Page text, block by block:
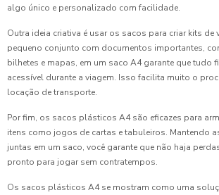
algo único e personalizado com facilidade.
Outra ideia criativa é usar os sacos para criar kits de
pequeno conjunto com documentos importantes,
bilhetes e mapas, em um saco A4 garante que tudo
acessível durante a viagem. Isso facilita muito o
locação de transporte.
Por fim, os sacos plásticos A4 são eficazes para
itens como jogos de cartas e tabuleiros. Mantendo
juntas em um saco, você garante que não haja
pronto para jogar sem contratempos.
Os sacos plásticos A4 se mostram como uma